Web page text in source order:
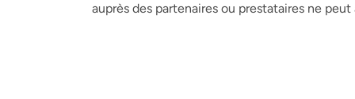
auprès des partenaires ou prestataires ne